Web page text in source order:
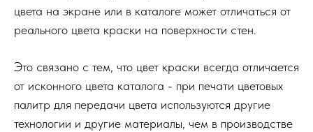
цвета на экране или в каталоге может отличаться от
реального цвета краски на поверхности стен.
Это связано с тем, что цвет краски всегда отличается
от исконного цвета каталога - при печати цветовых
палитр для передачи цвета используются другие
технологии и другие материалы, чем в производстве